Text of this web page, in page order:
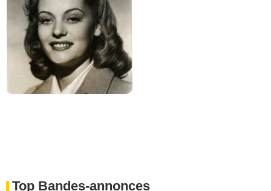
Top Bandes-annonces